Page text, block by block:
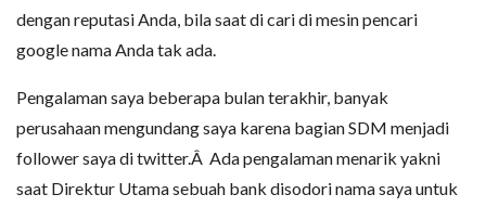
dengan reputasi Anda, bila saat di cari di mesin pencari
google nama Anda tak ada.
Pengalaman saya beberapa bulan terakhir, banyak
perusahaan mengundang saya karena bagian SDM menjadi
follower saya di twitter.Â Ada pengalaman menarik yakni
saat Direktur Utama sebuah bank disodori nama saya untuk